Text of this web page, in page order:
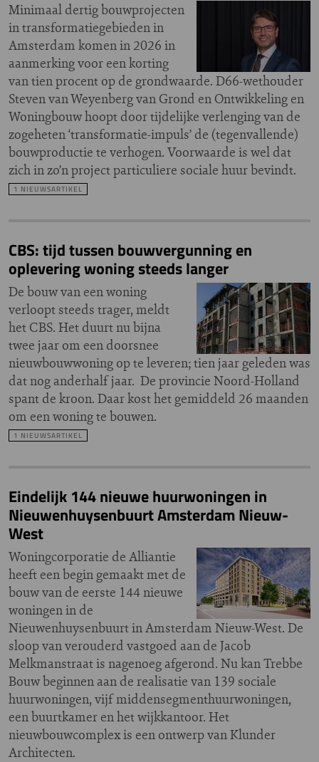
Minimaal dertig bouwprojecten
in transformatiegebieden in
Amsterdam komen in 2026 in
aanmerking voor een korting
van tien procent op de grondwaarde. D66-wethouder
Steven van Weyenberg van Grond en Ontwikkeling en
Woningbouw hoopt door tijdelijke verlenging van de
zogeheten ‘transformatie-impuls’ de (tegenvallende)
bouwproductie te verhogen. Voorwaarde is wel dat
zich in zo’n project particuliere sociale huur bevindt.
1 NIEUWSARTIKEL
CBS: tijd tussen bouwvergunning en
oplevering woning steeds langer
De bouw van een woning
verloopt steeds trager, meldt
het CBS. Het duurt nu bijna
twee jaar om een doorsnee
nieuwbouwwoning op te leveren; tien jaar geleden was
dat nog anderhalf jaar. De provincie Noord-Holland
spant de kroon. Daar kost het gemiddeld 26 maanden
om een woning te bouwen.
1 NIEUWSARTIKEL
Eindelijk 144 nieuwe huurwoningen in
Nieuwenhuysenbuurt Amsterdam Nieuw-
West
Woningcorporatie de Alliantie
heeft een begin gemaakt met de
bouw van de eerste 144 nieuwe
woningen in de
Nieuwenhuysenbuurt in Amsterdam Nieuw-West. De
sloop van verouderd vastgoed aan de Jacob
Melkmanstraat is nagenoeg afgerond. Nu kan Trebbe
Bouw beginnen aan de realisatie van 139 sociale
huurwoningen, vijf middensegmenthuurwoningen,
een buurtkamer en het wijkkantoor. Het
nieuwbouwcomplex is een ontwerp van Klunder
Architecten.